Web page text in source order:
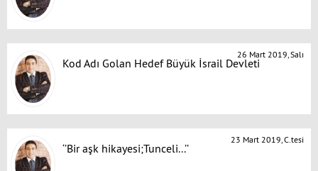
Kod Adı Golan Hedef Büyük İsrail Devleti
26 Mart 2019, Salı
‘’Bir aşk hikayesi;Tunceli...’’
23 Mart 2019, C.tesi